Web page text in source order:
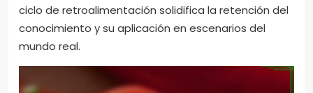
ciclo de retroalimentación solidifica la retención del
conocimiento y su aplicación en escenarios del
mundo real.